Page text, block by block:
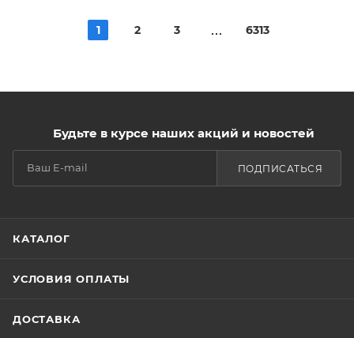
1 2 3 6313
Будьте в курсе наших акций и новостей
ПОДПИСАТЬСЯ
КАТАЛОГ
УСЛОВИЯ ОПЛАТЫ
ДОСТАВКА